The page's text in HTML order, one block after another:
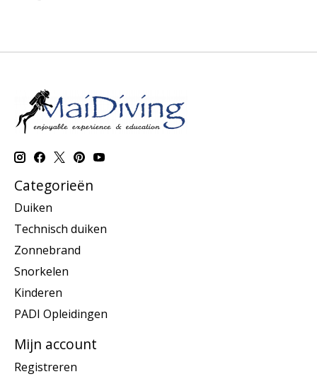
Categorieën
Duiken
Technisch duiken
Zonnebrand
Snorkelen
Kinderen
PADI Opleidingen
Mijn account
Registreren